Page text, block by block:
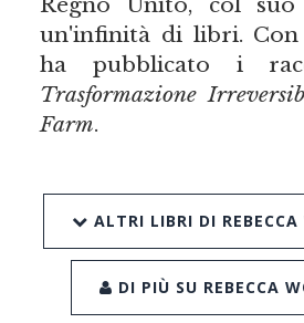
un'infinità di libri.
ha pubblicato i
Trasformazione
Farm.
ALTRI LIBRI DI REBECCA
DI PIÙ SU REBECCA